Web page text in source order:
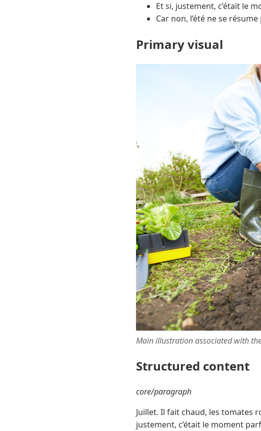
Et si, justement, c’était le
Car non, l’été ne se
Primary visual
Main illustration associated with
Structured content
core/paragraph
Juillet. Il fait chaud, les tomates
justement, c’était le moment